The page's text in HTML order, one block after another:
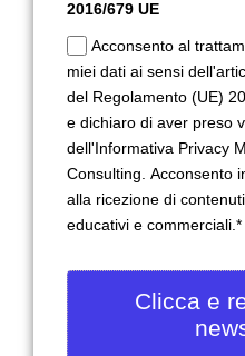
2016/679 UE
Acconsento al
miei dati ai sensi
del Regolamento (UE)
e dichiaro di aver preso
dell'Informativa Privacy
Consulting. Acconsento
alla ricezione di contenuti
educativi e commerciali.*
Clicca e